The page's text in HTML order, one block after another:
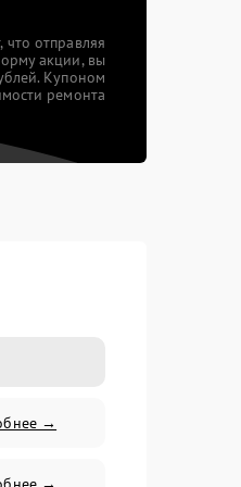
что отправляя
акции, вы
Купоном
ремонта
→